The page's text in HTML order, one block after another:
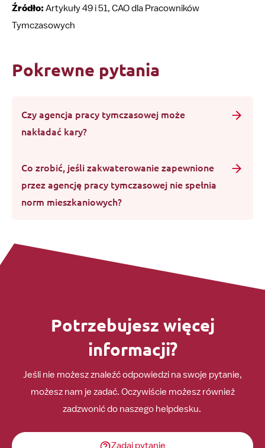
Źródło: Artykuły 49 i 51, CAO dla Pracowników
Tymczasowych
Pokrewne pytania
Czy agencja pracy tymczasowej może
nakładać kary?
Co zrobić, jeśli zakwaterowanie zapewnione
przez agencję pracy tymczasowej nie spełnia
norm mieszkaniowych?
Potrzebujesz więcej
informacji?
Jeśli nie możesz znaleźć odpowiedzi na swoje pytanie,
możesz nam je zadać. Oczywiście możesz również
zadzwonić do naszego helpdesku.
Zadaj pytanie